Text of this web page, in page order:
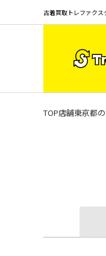
古着買取トレファク
TOP店舗東京都